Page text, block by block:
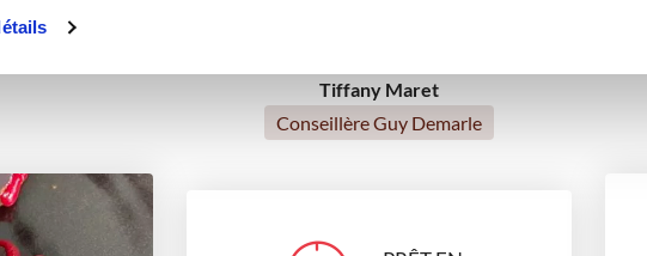
Tiffany Maret
Conseillère Guy Demarle